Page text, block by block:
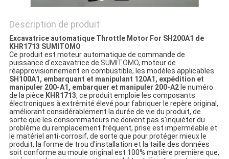
Description de produit
Excavatrice automatique Throttle Motor For SH200A1 de
KHR1713 SUMITOMO
Ce produit est moteur automatique de commande de
puissance d'excavatrice de SUMITOMO, moteur de
réapprovisionnement en combustible, les modèles applicables
SH100A1, embarquant et manipulant 120A1, expédition et
manipuler 200-A1, embarquer et manipuler 200-A2 le numéro
de la pièce KHR1713, ce produit emploie les composants
électroniques à extrémité élevé pour fabriquer le repère original,
améliorant considérablement la durée de vie du produit, de
sorte que les consommateurs ne doivent pas s'inquiéter du
problème du remplacement fréquent, prise est imperméable et
le matériel anti-corrosif, de sorte que pour protéger mieux le
produit, la forme de trou d'installation et la taille des données
soit conforme au moule original est 100% matière première que,